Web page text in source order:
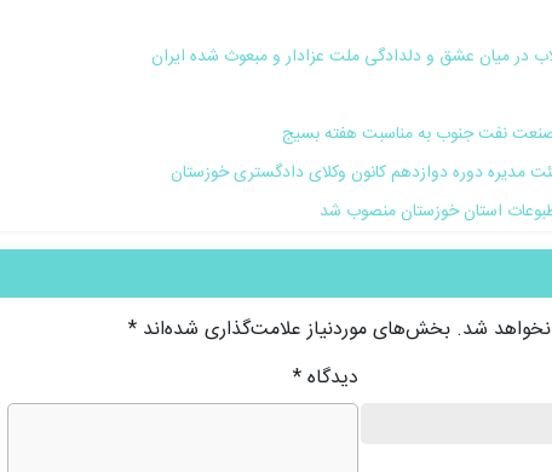
در میان عشق و دلدادگی ملت عزادار و مبعوث شده ایران
نفت جنوب به مناسبت هفته بسیج
مدیره دوره دوازدهم کانون وکلای دادگستری خوزستان
استان خوزستان منصوب شد
شد. بخش‌های موردنیاز علامت‌گذاری شده‌اند *
دیدگاه*